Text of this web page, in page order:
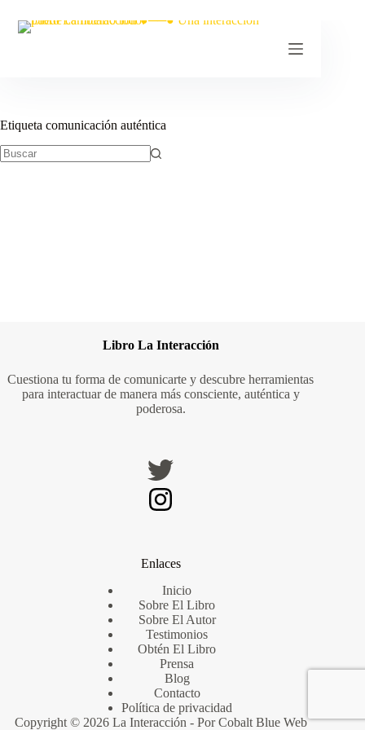
Etiqueta comunicación auténtica
Libro La Interacción
Cuestiona tu forma de comunicarte y descubre herramientas
para interactuar de manera más consciente, auténtica y
poderosa.
Enlaces
Inicio
Sobre El Libro
Sobre El Autor
Testimonios
Obtén El Libro
Prensa
Blog
Contacto
Política de privacidad
Copyright © 2026 La Interacción - PorCobalt Blue Web